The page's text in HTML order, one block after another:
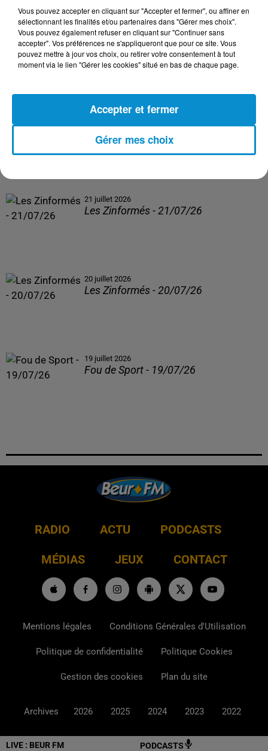
LIVE : BEUR FM PODCASTS
23 juillet 2026
Les Zinformés - 23/07/26
21 juillet 2026
Les Zinformés - 21/07/26
20 juillet 2026
Les Zinformés - 20/07/26
19 juillet 2026
Fou de Sport - 19/07/26
RADIO ACTU PODCASTS
MÉDIAS JEUX CONTACT
Mentions légales Conditions Générales d'Utilisation
Politique de confidentialité Politique Cookies
Gestion des cookies Plan du site
Archives 2026 2025 2024 2023 2022
Vous pouvez accepter en cliquant sur "Accepter et fermer", ou affiner en
sélectionnant les finalités et/ou partenaires dans "Gérer mes choix".
Vous pouvez également refuser en cliquant sur "Continuer sans
accepter". Vos préférences ne s'appliqueront que pour ce site. Vous
pouvez mettre à jour vos choix, ou retirer votre consentement à tout
moment via le lien "Gérer les cookies" situé en bas de chaque page.
Gérer mes choix
Accepter et fermer